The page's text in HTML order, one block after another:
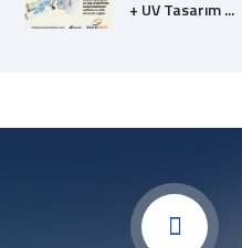
+ UV Tasarım ...